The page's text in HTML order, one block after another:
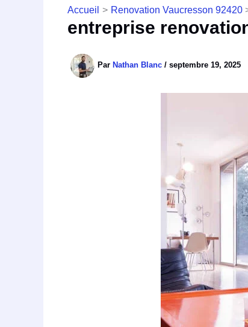
Accueil Renovation Vaucresson 92420
entreprise
Par Nathan Blanc / septembre 19, 2025